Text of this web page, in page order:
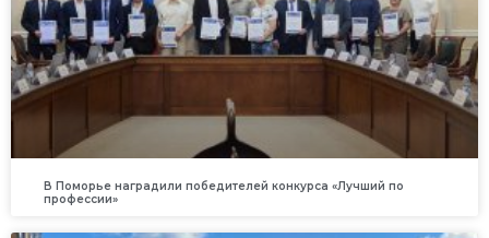
В Поморье наградили победителей конкурса «Лучший по
профессии»